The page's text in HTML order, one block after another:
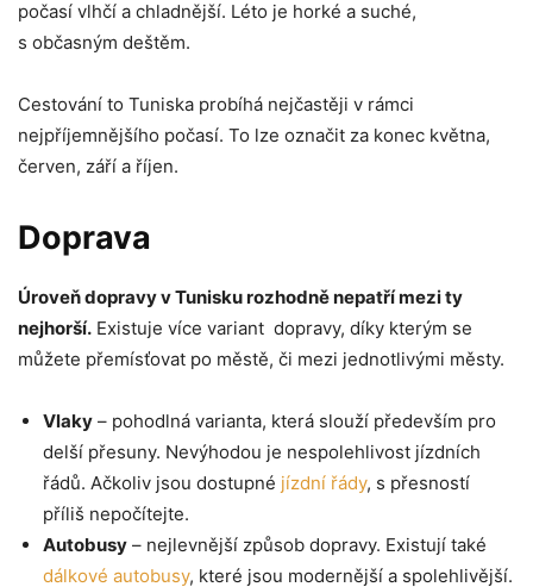
počasí vlhčí a chladnější. Léto je horké a suché,
s občasným deštěm.
Cestování to Tuniska probíhá nejčastěji v rámci
nejpříjemnějšího počasí. To lze označit za konec května,
červen, září a říjen.
Doprava
Úroveň dopravy v Tunisku rozhodně nepatří mezi ty
nejhorší. Existuje více variant dopravy, díky kterým se
můžete přemísťovat po městě, či mezi jednotlivými městy.
Vlaky – pohodlná varianta, která slouží především pro
delší přesuny. Nevýhodou je nespolehlivost jízdních
řádů. Ačkoliv jsou dostupné jízdní řády, s přesností
příliš nepočítejte.
Autobusy – nejlevnější způsob dopravy. Existují také
dálkové autobusy, které jsou modernější a spolehlivější.